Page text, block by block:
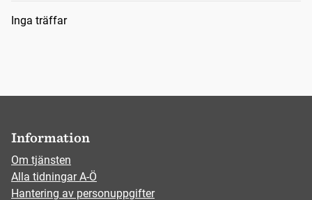
Sökresultat
Inga träffar
Information
Om tjänsten
Alla tidningar A-Ö
Hantering av personuppgifter